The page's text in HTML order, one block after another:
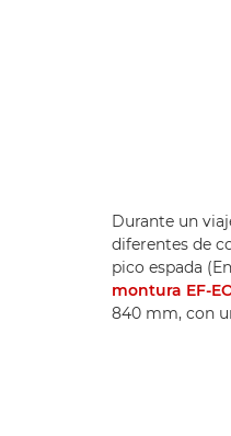
Durante un
diferentes de
pico espada
montura EF-
840 mm, con